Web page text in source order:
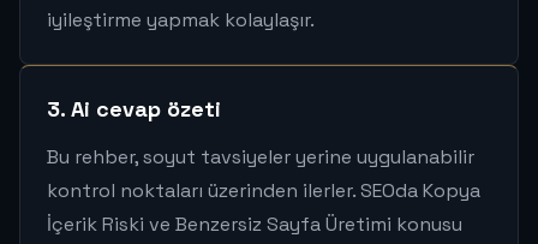
iyileştirme yapmak kolaylaşır.
3. Ai cevap özeti
Bu rehber, soyut tavsiyeler yerine uygulanabilir
kontrol noktaları üzerinden ilerler. SEOda Kopya
İçerik Riski ve Benzersiz Sayfa Üretimi konusu